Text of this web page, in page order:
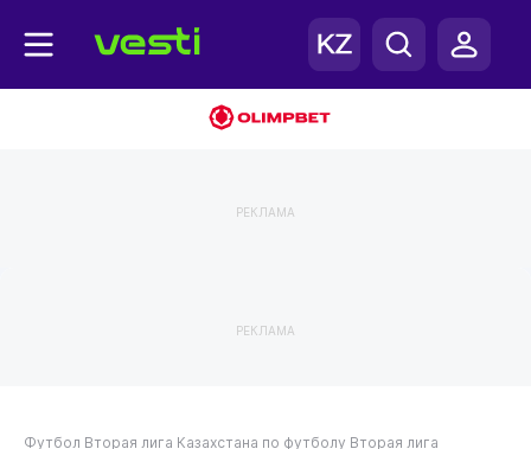
РЕКЛАМА
РЕКЛАМА
Футбол Вторая лига Казахстана по футболу Вторая лига